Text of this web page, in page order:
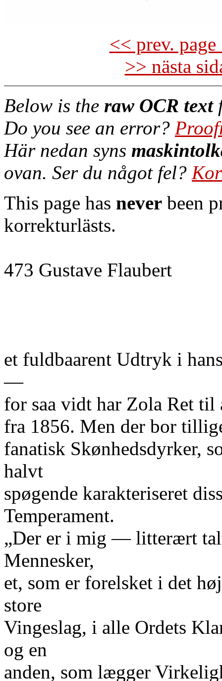
<< prev.
>> nästa
Below is the raw OCR text
Do you see an error?
Här nedan syns
ovan. Ser du något fel?
This page has never been
korrekturlästs.
473 Gustave Flaubert
et fuldbaarent Udtryk i
—
for saa vidt har Zola Ret
fra 1856. Men der bor
fanatisk Skønhedsdyrker,
halvt
spøgende karakteriseret
Temperament.
„Der er i mig — litterært
Mennesker,
et, som er forelsket i det
store
Vingeslag, i alle Ordets
og en
anden, som lægger